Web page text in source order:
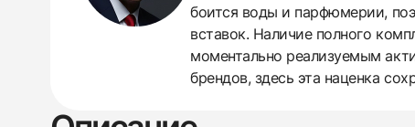
боится воды и парфюмерии,
вставок. Наличие полного
моментально реализуемым
брендов, здесь эта наценка